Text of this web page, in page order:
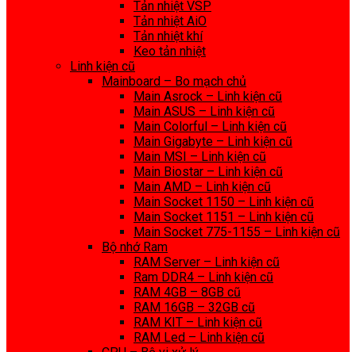
Tản nhiệt VSP
Tản nhiệt AiO
Tản nhiệt khí
Keo tản nhiệt
Linh kiện cũ
Mainboard – Bo mạch chủ
Main Asrock – Linh kiện cũ
Main ASUS – Linh kiện cũ
Main Colorful – Linh kiện cũ
Main Gigabyte – Linh kiện cũ
Main MSI – Linh kiện cũ
Main Biostar – Linh kiện cũ
Main AMD – Linh kiện cũ
Main Socket 1150 – Linh kiện cũ
Main Socket 1151 – Linh kiện cũ
Main Socket 775-1155 – Linh kiện cũ
Bộ nhớ Ram
RAM Server – Linh kiện cũ
Ram DDR4 – Linh kiện cũ
RAM 4GB – 8GB cũ
RAM 16GB – 32GB cũ
RAM KIT – Linh kiện cũ
RAM Led – Linh kiện cũ